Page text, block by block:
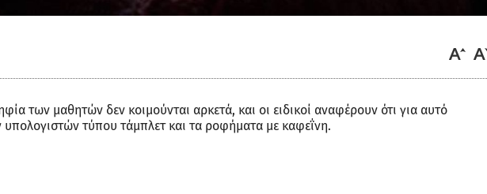
των μαθητών δεν κοιμούνται αρκετά, και οι ειδικοί αναφέρουν ότι για αυτό
υπολογιστών τύπου τάμπλετ και τα ροφήματα με καφεΐνη.